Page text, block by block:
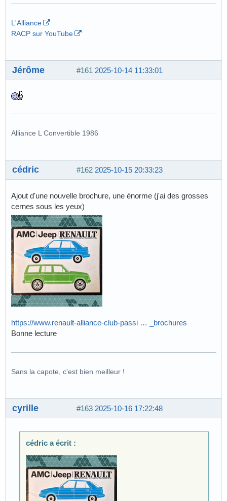
L'Alliance
RACP sur YouTube
#161 2025-10-14 11:33:01
Jérôme
Alliance L Convertible 1986
#162 2025-10-15 20:33:23
cédric
Ajout d'une nouvelle brochure, une énorme (j'ai des grosses
cernes sous les yeux)
https://www.renault-alliance-club-passi … _brochures
Bonne lecture
Sans la capote, c'est bien meilleur !
#163 2025-10-16 17:22:48
cyrille
cédric a écrit :